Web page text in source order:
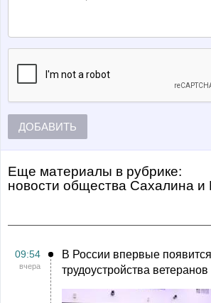
ДОБАВИТЬ
Еще материалы в рубрике:
Новости общества Сахалина и
09:54
вчера
В России впервые
трудоустройства